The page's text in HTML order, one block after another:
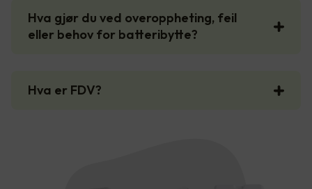
Hva gjør du ved overoppheting, feil
eller behov for batteribytte?
Hva er FDV?